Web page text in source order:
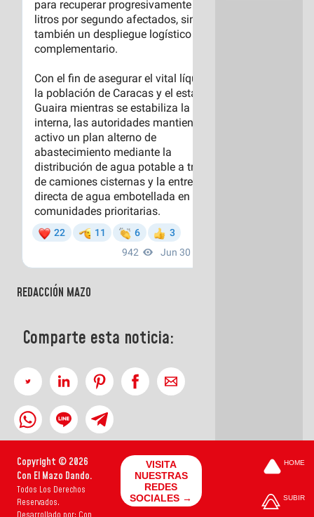
REDACCIÓN MAZO
Comparte esta noticia:
Copyright © 2026
Con El Mazo Dando.
Todos Los Derechos
Reservados.
VISITA
NUESTRAS
REDES
SOCIALES →
HOME
SUBIR